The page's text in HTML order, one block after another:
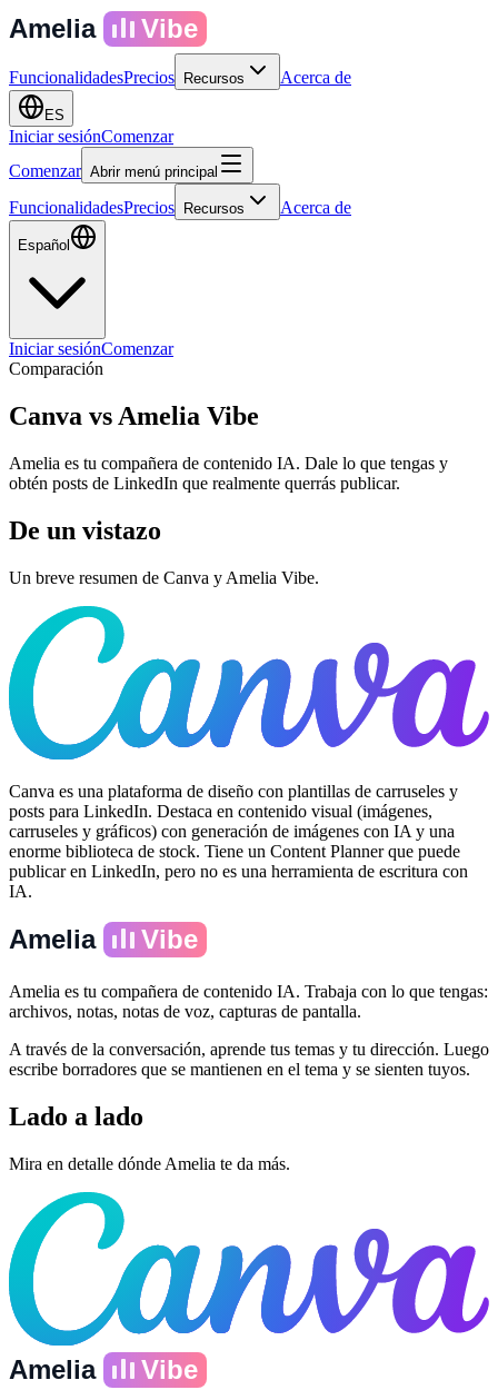
Amelia Vibe
FuncionalidadesPrecios Recursos Acerca de
ES
Iniciar sesiónComenzar
Comenzar Abrir menú principal
FuncionalidadesPrecios Recursos Acerca de
Español
Iniciar sesiónComenzar
Comparación
Canva vs Amelia Vibe
Amelia es tu compañera de contenido IA. Dale lo que tengas y
obtén posts de LinkedIn que realmente querrás publicar.
De un vistazo
Un breve resumen de Canva y Amelia Vibe.
Canva es una plataforma de diseño con plantillas de carruseles y
posts para LinkedIn. Destaca en contenido visual (imágenes,
carruseles y gráficos) con generación de imágenes con IA y una
enorme biblioteca de stock. Tiene un Content Planner que puede
publicar en LinkedIn, pero no es una herramienta de escritura con
IA.
Amelia Vibe
Amelia es tu compañera de contenido IA. Trabaja con lo que tengas:
archivos, notas, notas de voz, capturas de pantalla.
A través de la conversación, aprende tus temas y tu dirección. Luego
escribe borradores que se mantienen en el tema y se sienten tuyos.
Lado a lado
Mira en detalle dónde Amelia te da más.
Amelia Vibe